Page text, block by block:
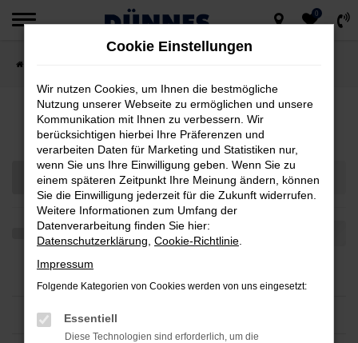
Zum
springen
0
Fahrzeugmarkt
Cookie Einstellungen
Wir nutzen Cookies, um Ihnen die bestmögliche
Nutzung unserer Webseite zu ermöglichen und unsere
Kommunikation mit Ihnen zu verbessern. Wir
berücksichtigen hierbei Ihre Präferenzen und
verarbeiten Daten für Marketing und Statistiken nur,
wenn Sie uns Ihre Einwilligung geben. Wenn Sie zu
einem späteren Zeitpunkt Ihre Meinung ändern, können
Sie die Einwilligung jederzeit für die Zukunft widerrufen.
Weitere Informationen zum Umfang der
Datenverarbeitung finden Sie hier:
Datenschutzerklärung Cookie-Richtlinie
Impressum
Folgende Kategorien von Cookies werden von uns eingesetzt:
Essentiell
Diese Technologien sind erforderlich, um die